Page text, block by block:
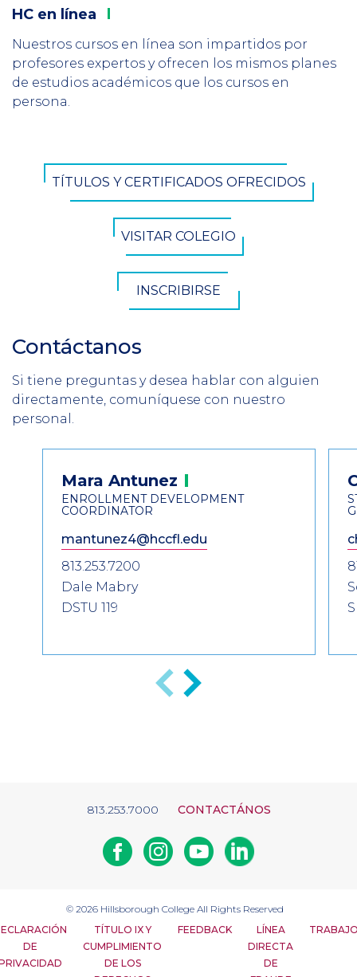
Column
3
HC en línea
Nuestros cursos en línea son impartidos por
profesores expertos y ofrecen los mismos planes
de estudios académicos que los cursos en
persona.
ButtonTÍTULOS Y CERTIFICADOS OFRECIDOS
VISITAR COLEGIO
INSCRIBIRSE
Section
Header
Contáctanos
Introduction
Si tiene preguntas y desea hablar con alguien
directamente, comuníquese con nuestro
personal.
Information
Anterior
Mara Antunez
ENROLLMENT DEVELOPMENT
COORDINATOR
mantunez4@hccfl.edu
813.253.7200
Dale Mabry
DSTU 119
Siguiente
813.253.7000 CONTACTÁNOS
FacebookInstagramYoutubeLinkedin
© 2026 Hillsborough College All Rights Reserved
DE
TÍTULO IX Y
CUMPLIMIENTO
DE LOS
FEEDBACK
LÍNEA
DIRECTA
DE